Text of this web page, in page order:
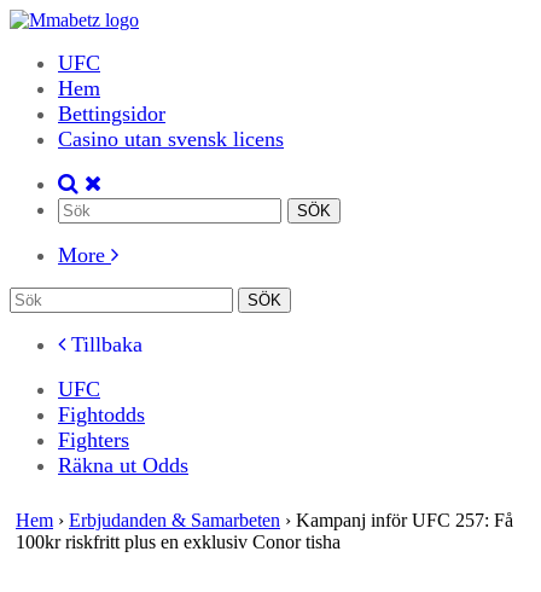
UFC
Hem
Bettingsidor
Casino utan svensk licens
More
Tillbaka
UFC
Fightodds
Fighters
Räkna ut Odds
Hem › Erbjudanden & Samarbeten › Kampanj inför UFC 257: Få
100kr riskfritt plus en exklusiv Conor tisha